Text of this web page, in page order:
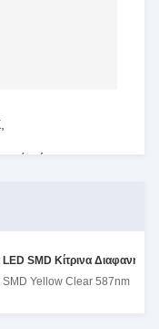
σύστημα
SMD Κίτρινα Διαφανή
SMD Yellow Clear 587nm